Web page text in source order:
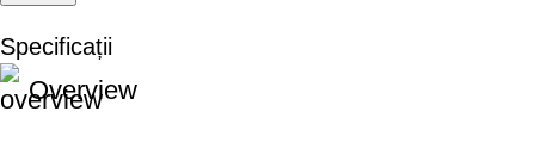
Specificații
Overview